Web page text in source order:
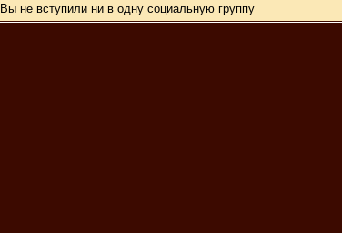
Вы не вступили ни в одну социальную группу